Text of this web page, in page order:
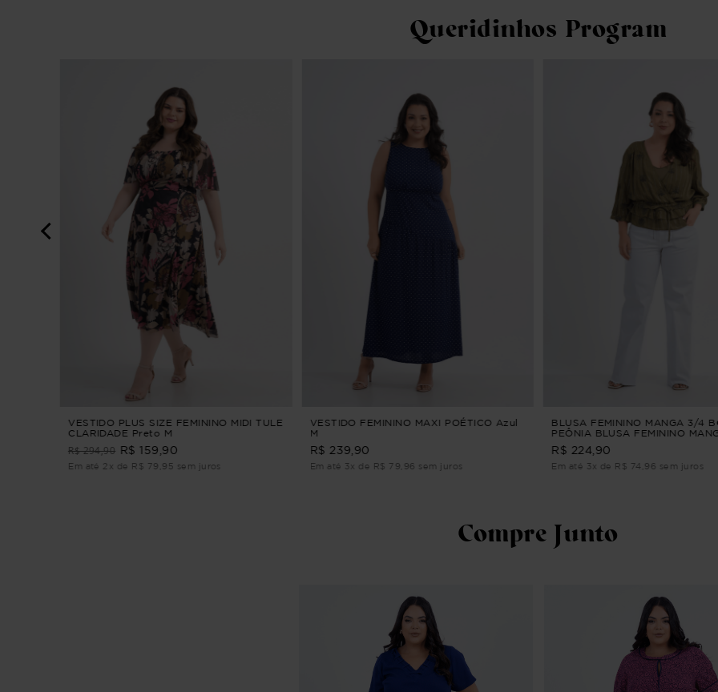
Queridinhos Program
VESTIDO PLUS SIZE FEMININO MIDI TULE
CLARIDADE Preto M
R$ 294,90 R$ 159,90
Em até 2x de R$ 79,95 sem juros
VESTIDO FEMININO MAXI POÉTICO Azul
M
R$ 239,90
Em até 3x de R$ 79,96 sem juros
BLUSA FEMININO MANGA 3/4
PEÔNIA BLUSA FEMININO
BORDADO Verde G2
R$ 224,90
Em até 3x de R$ 74,96 sem juros
Compre Junto